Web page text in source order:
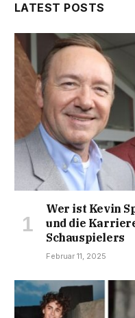
LATEST POSTS
Wer ist Kevin
und die
Schauspielers
Februar 11, 2025